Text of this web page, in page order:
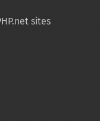
sites